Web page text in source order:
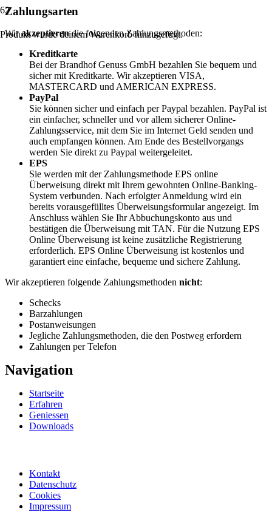
Produktwurde deinem Warenkorb hinzugefügt.
Zahlungsarten
Wirakzeptierendie folgenden Zahlungsmethoden:
Kreditkarte
Bei der Brandhof Genuss GmbH bezahlen Sie bequem und
sicher mit Kreditkarte. Wir akzeptieren VISA,
MASTERCARD und AMERICAN EXPRESS.
PayPal
Sie können sicher und einfach per Paypal bezahlen. PayPal ist
ein einfacher, schneller und vor allem sicherer Online-
Zahlungsservice, mit dem Sie im Internet Geld senden und
auch empfangen können. Am Ende des Bestellvorgangs
werden Sie direkt zu Paypal weitergeleitet.
EPS
Sie werden mit der Zahlungsmethode EPS online
Überweisung direkt mit Ihrem gewohnten Online-Banking-
System verbunden. Nach erfolgter Anmeldung wird ein
bereits vorausgefülltes Überweisungsformular angezeigt. Im
Anschluss wählen Sie Ihr Abbuchungskonto aus und
bestätigen die Überweisung mit TAN. Für die Nutzung EPS
Online Überweisung ist keine zusätzliche Registrierung
erforderlich. EPS Online Überweisung ist kostenlos und
garantiert eine einfache, bequeme und sichere Zahlung.
Wir akzeptieren folgende Zahlungsmethoden nicht:
Schecks
Barzahlungen
Postanweisungen
Jegliche Zahlungsmethoden, die den Postweg erfordern
Zahlungen per Telefon
Navigation
Startseite
Erfahren
Geniessen
Downloads
Kontakt
Datenschutz
Cookies
Impressum